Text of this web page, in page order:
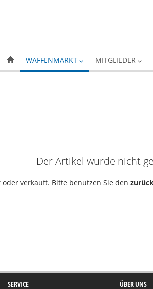
WAFFENMARKT MITGLIEDER
Der Artikel wurde nicht
verkauft. Bitte benutzen Sie den
SERVICE ÜBER UNS